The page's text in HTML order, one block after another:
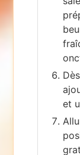
et